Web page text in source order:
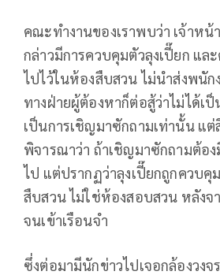
คณะทำงานของเราพบว่า เจ้าหน้
กล่าวมีการควบคุมตัวลุงเปี๊ยก แล
ไปไว้ในห้องสืบสวน ไม่นําส่งพนั
ทางฝ่ายผู้ต้องหาก็ต่อสู้ว่าไม่ได้เ
เป็นการเชิญมาซักถามเท่านั้น แต่
พิจารณาว่า ถ้าเชิญมาซักถามต้อง
ไป แต่ปรากฏว่าลุงเปี๊ยกถูกควบคุ
สืบสวน ไม่ใช่ห้องสอบสวน หลังจ
จนเข้าเรือนจํา
ซึ่งต่อมามีนักข่าวไปเจอกล้องวง